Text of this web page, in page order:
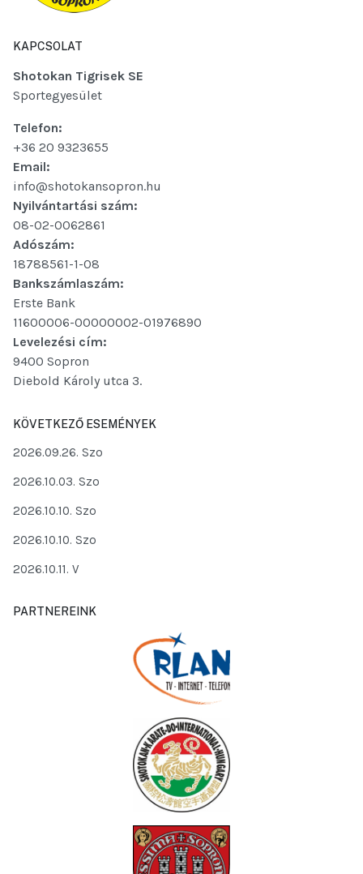
KAPCSOLAT
Shotokan Tigrisek SE
Sportegyesület
Telefon:
+36 20 9323655
Email:
info@shotokansopron.hu
Nyilvántartási szám:
08-02-0062861
Adószám:
18788561-1-08
Bankszámlaszám:
Erste Bank
11600006-00000002-01976890
Levelezési cím:
9400 Sopron
Diebold Károly utca 3.
KÖVETKEZŐ ESEMÉNYEK
2026.09.26. Szo
2026.10.03. Szo
2026.10.10. Szo
2026.10.10. Szo
2026.10.11. V
PARTNEREINK